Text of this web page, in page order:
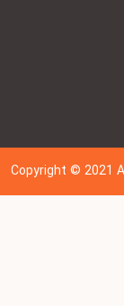
Copyright © 202 1